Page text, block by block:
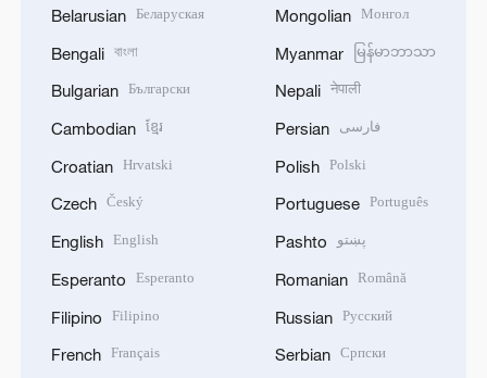
Belarusian Беларуская
Bengali বাংলা
Bulgarian Български
Cambodian ខ្មែរ
Croatian Hrvatski
Czech Český
English English
Esperanto Esperanto
Filipino Filipino
French Français
Mongolian Монгол
Myanmar မြန်မာဘာသာ
Nepali नेपाली
Persian فارسی
Polish Polski
Portuguese Português
Pashto پښتو
Romanian Română
Russian Русский
Serbian Српски